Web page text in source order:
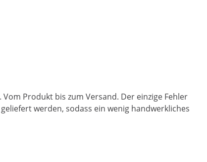
Produkt bis zum Versand. Der einzige Fehler
werden, sodass ein wenig handwerkliches